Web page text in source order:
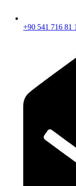
+90 541 716 81